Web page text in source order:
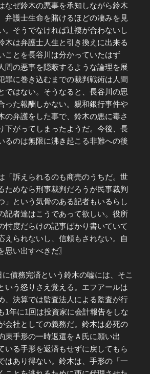
なぜ鈴木の悪事を承知しながら鈴木
弁護士生命を賭けるほどの凄みを見
。そうでなければ辻褄が合わないし
木は弁護士人生と引き換えに出来る
ことを長谷川は分かっていたはず
間の悪事を隠蔽するような論理を展
罪に巻き込むまでの裁判戦術は人間
ではない。そうなると、長谷川の思
った報酬しかない。親和銀行事件や
の弁護をした事で、鈴木の悪に毒さ
下がってしまったようだ。今後、長
るのは無限に沸き起こる非難への後
「訴えられるのも商売のうちだ。世
ためなら刑事裁判だろうが民事裁判
」という気骨のある記者もいるらし
記者達はこうであって欲しい。役所
忖度だらけの記事ばかり書いていて
えられないし、信頼もされない。自
思い出すべきだ〗
に債務完済という鈴木の嘘には、そこ
いう怒りさえ覚える。エフアールは
、決算では監査法人による監査が行
1年に1回は投資家に会計報告をしな
会社としての義務だ。鈴木は必死の
束手形の一時返還をＡ氏に願い出
いる手形を返済もせずに戻してもら
はあり得ない。鈴木は、手形の「一